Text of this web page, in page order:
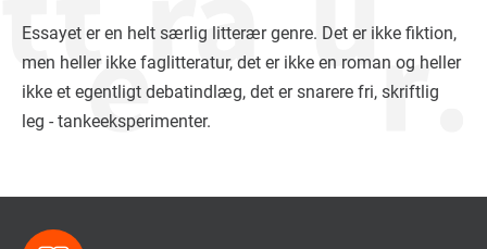
Essayet er en helt særlig litterær genre. Det er ikke fiktion,
men heller ikke faglitteratur, det er ikke en roman og heller
ikke et egentligt debatindlæg, det er snarere fri, skriftlig
leg - tankeeksperimenter.